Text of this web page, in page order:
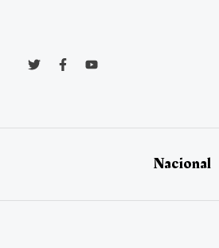
Nacional